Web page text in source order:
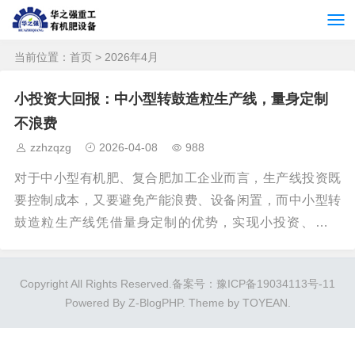
当前位置： 首页 > 2026年4月
小投资大回报：中小型转鼓造粒生产线，量身定制
不浪费
zzhzqzg 2026-04-08 988
对于中小型有机肥、复合肥加工企业而言，生产线投资既
要控制成本，又要避免产能浪费、设备闲置，而中小型转
鼓造粒生产线凭借量身定制的优势，实现小投资、高产
很多中小型加工企业在选购造粒生产线时，常陷入“盲目跟
风”的误区——要么照搬大型生产线配置，导致设备产能远
Copyright All Rights Reserved. 备案号：豫ICP备19034113号-11
Powered By Z-BlogPHP. Theme by TOYEAN